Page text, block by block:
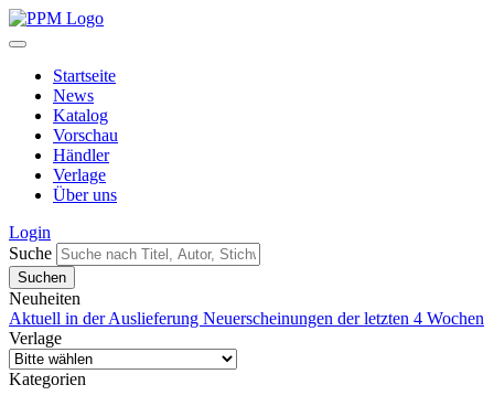
Startseite
News
Katalog
Vorschau
Händler
Verlage
Über uns
Login
Suche
Neuheiten
Aktuell in der Auslieferung Neuerscheinungen der letzten 4 Wochen
Verlage
Kategorien